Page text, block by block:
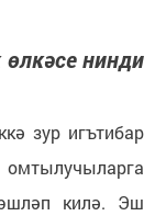
нинди
зур игътибар
килә. Эш